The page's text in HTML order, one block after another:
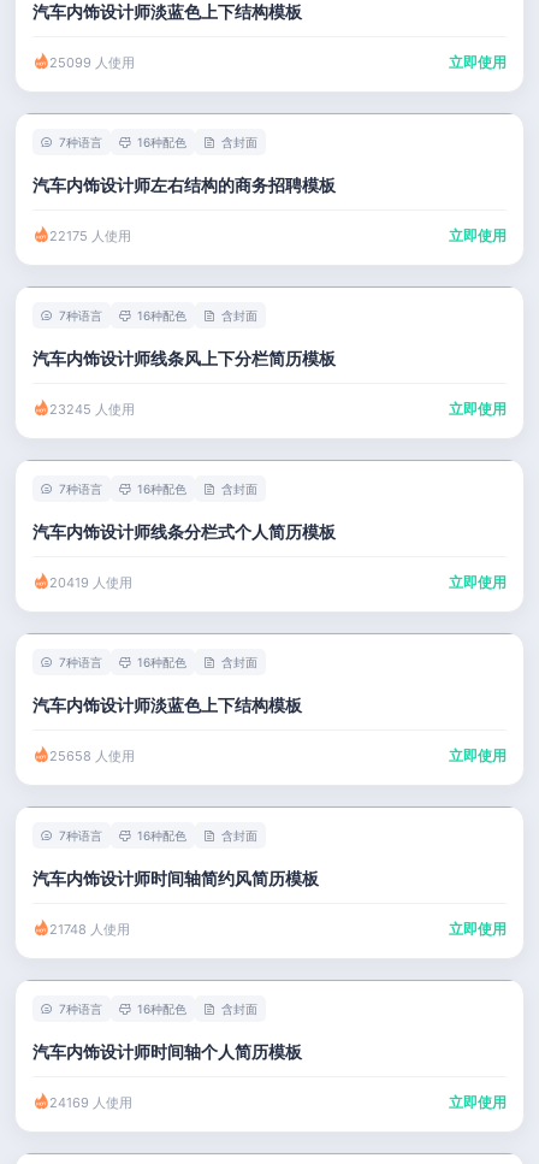
汽车内饰设计师淡蓝色上下结构模板
25099 人使用 立即使用
7种语言 16种配色 含封面
汽车内饰设计师左右结构的商务招聘模板
22175 人使用 立即使用
7种语言 16种配色 含封面
汽车内饰设计师线条风上下分栏简历模板
23245 人使用 立即使用
7种语言 16种配色 含封面
汽车内饰设计师线条分栏式个人简历模板
20419 人使用 立即使用
7种语言 16种配色 含封面
汽车内饰设计师淡蓝色上下结构模板
25658 人使用 立即使用
7种语言 16种配色 含封面
汽车内饰设计师时间轴简约风简历模板
21748 人使用 立即使用
7种语言 16种配色 含封面
汽车内饰设计师时间轴个人简历模板
24169 人使用 立即使用